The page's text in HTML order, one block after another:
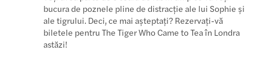
bucura de poznele pline de distracție ale lui Sophie și
ale tigrului. Deci, ce mai așteptați? Rezervați-vă
biletele pentru The Tiger Who Came to Tea în Londra
astăzi!